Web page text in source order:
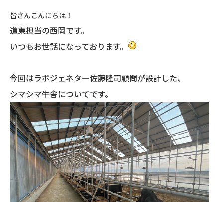
皆さんこんにちは！
道東担当の西岡です。
いつもお世話になっております。
今回はラボジェネター佐藤隆司顧問が設計した、
シマシマ牛舎についてです。